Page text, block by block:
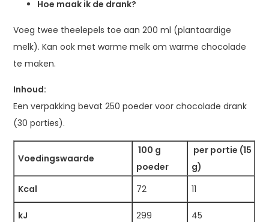
Hoe maak ik de drank?
Voeg twee theelepels toe aan 200 ml (plantaardige
melk). Kan ook met warme melk om warme chocolade
te maken.
Inhoud:
Een verpakking bevat 250 poeder voor chocolade drank
(30 porties).
Voedingswaarde
100 g
poeder
per portie (15
g)
Kcal
72 11
kJ 299 45